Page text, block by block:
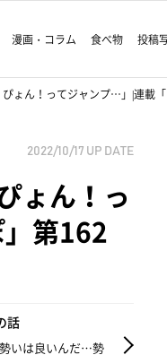
漫画・コラム 食べ物 投稿
ょん！ってジャンプ…」|連載
2022/10/17 UP DATE
ょん！っ
第162
話
いは良いんだ…勢